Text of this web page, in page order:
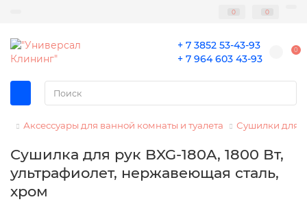
0 0
+ 7 3852 53-43-93
+ 7 964 603 43-93
0
Аксессуары для ванной комнаты и туалета Сушилки для
Сушилка для рук BXG-180A, 1800 Вт,
ультрафиолет, нержавеющая сталь,
хром